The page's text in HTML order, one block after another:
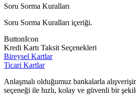
Soru Sorma Kuralları
Soru Sorma Kuralları içeriği.
ButtonIcon
Kredi Kartı Taksit Seçenekleri
Bireysel Kartlar
Ticari Kartlar
Anlaşmalı olduğumuz bankalarla
seçeneği ile hızlı, kolay ve güvenli bir